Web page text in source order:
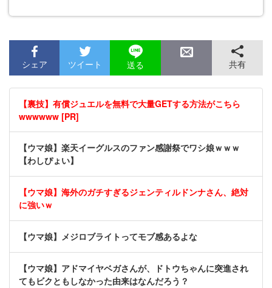
シェア ツイート 送る 共有
【裏技】有償ジュエルを無料で大量GETする方法がこちら
wwwwww [PR]
【ウマ娘】楽天イーグルスのファン感謝祭でワシ娘ｗｗｗ
【わしぴょい】
【ウマ娘】海外のガチすぎるジェンティルドンナさん、絶対
に強いｗ
【ウマ娘】メジロブライトってモブ感あるよな
【ウマ娘】アドマイヤベガさんが、ドトウちゃんに突進され
てもビクともしなかった由来はなんだろう？